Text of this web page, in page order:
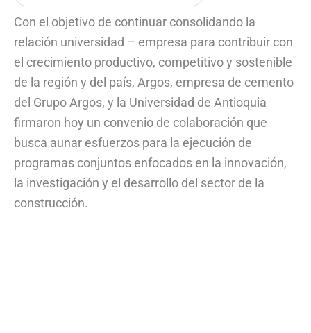
Con el objetivo de continuar consolidando la
relación universidad – empresa para contribuir con
el crecimiento productivo, competitivo y sostenible
de la región y del país, Argos, empresa de cemento
del Grupo Argos, y la Universidad de Antioquia
firmaron hoy un convenio de colaboración que
busca aunar esfuerzos para la ejecución de
programas conjuntos enfocados en la innovación,
la investigación y el desarrollo del sector de la
construcción.